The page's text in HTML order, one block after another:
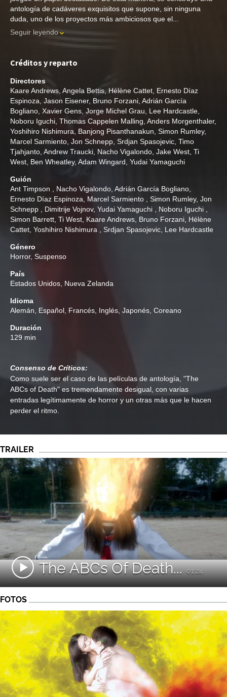
antología de cadáveres exquisitos que supone, sin ninguna
duda, uno de los proyectos más ambiciosos que el...
Seguir leyendo
Créditos y reparto
Directores
Kaare Andrews Angela Bettis Hélène Cattet Ernesto Díaz
Espinoza Jason Eisener, Bruno Forzani Adrián García
Bogliano Xavier Gens Jorge Michel Grau Lee Hardcastle
Noboru Iguchi Thomas Cappelen Malling Anders Morgenthaler,
Yoshihiro Nishimura
Banjong Pisanthanakun Simon Rumley,
Marcel Sarmiento Jon Schnepp Srdjan Spasojevic Timo
Tjahjanto Andrew Traucki Nacho Vigalondo Jake West Ti
West Ben Wheatley, Adam Wingard Yudai Yamaguchi
Guión
Ant Timpson
Nacho Vigalondo Adrián García Bogliano
Ernesto Díaz Espinoza
Marcel Sarmiento Simon Rumley, Jon
Schnepp
Dimitrije Vojnov, Yudai Yamaguchi Noboru Iguchi
Simon Barrett Ti West Kaare Andrews Bruno Forzani Hélène
Cattet Yoshihiro Nishimura Srdjan Spasojevic Lee Hardcastle
Género
Horror, Suspenso
País
Estados Unidos, Nueva Zelanda
Idioma
Alemán, Español, Francés, Inglés, Japonés, Coreano
Duración
129 min
Consenso de Críticos:
Como suele ser el caso de las películas de antología, "The
ABCs of Death" es tremendamente desigual, con varias
entradas legítimamente de horror y un otras más que le hacen
perder el ritmo.
TRAILER
The ABCs Of Death...01:24
FOTOS